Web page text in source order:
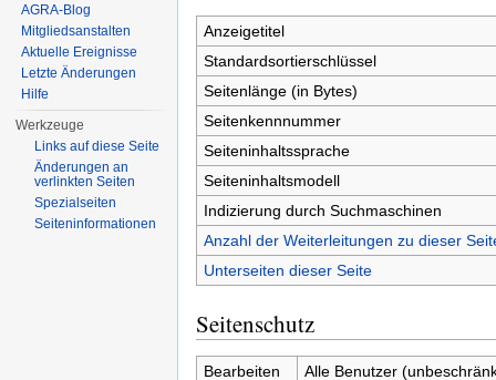
Anzeigetitel
Standardsortierschlüssel
Seitenlänge (in Bytes)
Seitenkennnummer
Seiteninhaltssprache
Seiteninhaltsmodell
Indizierung durch Suchmaschinen
Anzahl der Weiterleitungen zu dieser
Unterseiten dieser Seite
Seitenschutz
Bearbeiten
Alle Benutzer
AGRA-Blog
Mitgliedsanstalten
Aktuelle Ereignisse
Letzte Änderungen
Hilfe
Werkzeuge
Links auf diese Seite
Änderungen an
verlinkten Seiten
Spezialseiten
Seiten­informationen